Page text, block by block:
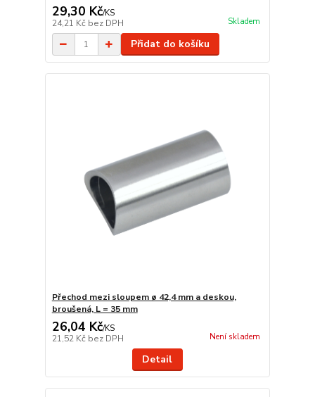
29,30 Kč/KS
24,21 Kč bez DPH Skladem
Přidat do košíku
Přechod mezi sloupem ø 42,4 mm a deskou,
broušená, L = 35 mm
26,04 Kč/KS
21,52 Kč bez DPH Není skladem
Detail